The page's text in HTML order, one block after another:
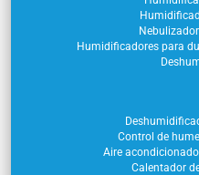
Humidificadores para
Control de
Aire
Calentador